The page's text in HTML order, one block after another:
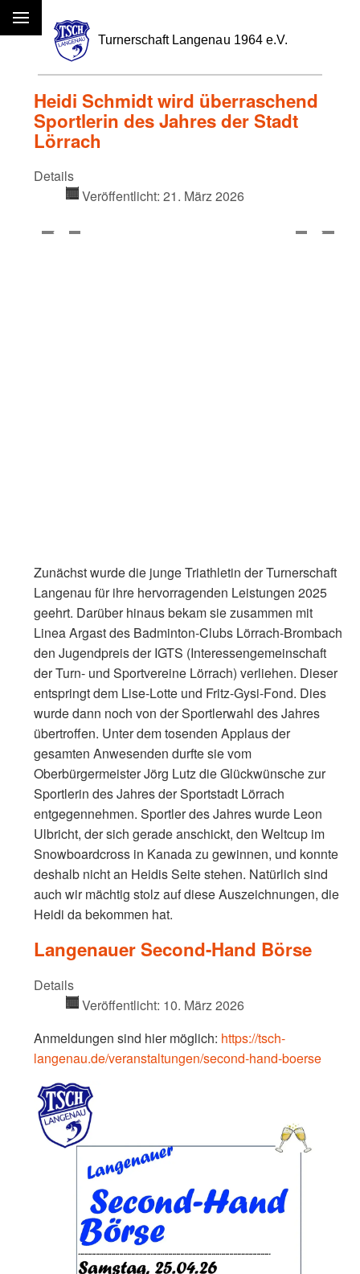
Menü
Heidi Schmidt wird überraschend
Sportlerin des Jahres der Stadt
Lörrach
Details
Veröffentlicht: 21. März 2026
Zunächst wurde die junge Triathletin der Turnerschaft
Langenau für ihre hervorragenden Leistungen 2025
geehrt. Darüber hinaus bekam sie zusammen mit
Linea Argast des Badminton-Clubs Lörrach-Brombach
den Jugendpreis der IGTS (Interessengemeinschaft
der Turn- und Sportvereine Lörrach) verliehen. Dieser
entspringt dem Lise-Lotte und Fritz-Gysi-Fond. Dies
wurde dann noch von der Sportlerwahl des Jahres
übertroffen. Unter dem tosenden Applaus der
gesamten Anwesenden durfte sie vom
Oberbürgermeister Jörg Lutz die Glückwünsche zur
Sportlerin des Jahres der Sportstadt Lörrach
entgegennehmen. Sportler des Jahres wurde Leon
Ulbricht, der sich gerade anschickt, den Weltcup im
Snowboardcross in Kanada zu gewinnen, und konnte
deshalb nicht an Heidis Seite stehen. Natürlich sind
auch wir mächtig stolz auf diese Auszeichnungen, die
Heidi da bekommen hat.
Langenauer Second-Hand Börse
Details
Veröffentlicht: 10. März 2026
Anmeldungen sind hier möglich: https://tsch-
langenau.de/veranstaltungen/second-hand-boerse